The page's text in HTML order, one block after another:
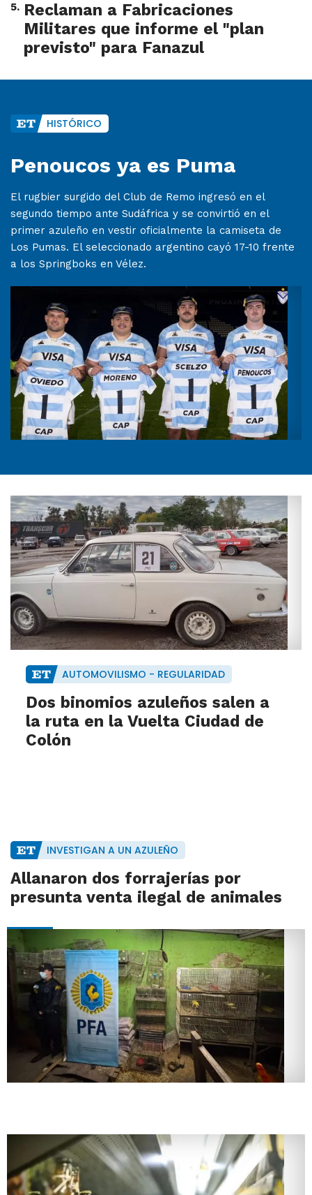
5. Reclaman a Fabricaciones
Militares que informe el "plan
previsto" para Fanazul
HISTÓRICO
Penoucos ya es Puma
El rugbier surgido del Club de Remo ingresó en el
segundo tiempo ante Sudáfrica y se convirtió en el
primer azuleño en vestir oficialmente la camiseta de
Los Pumas. El seleccionado argentino cayó 17-10 frente
a los Springboks en Vélez.
AUTOMOVILISMO - REGULARIDAD
Dos binomios azuleños salen a
la ruta en la Vuelta Ciudad de
Colón
INVESTIGAN A UN AZULEÑO
Allanaron dos forrajerías por
presunta venta ilegal de animales